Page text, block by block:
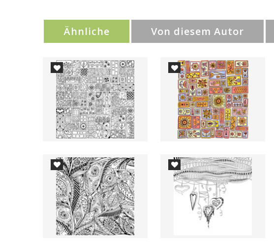
Ähnliche Von diesem Autor